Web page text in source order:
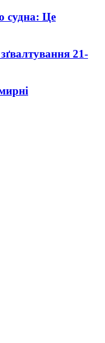
судна: Це
21-